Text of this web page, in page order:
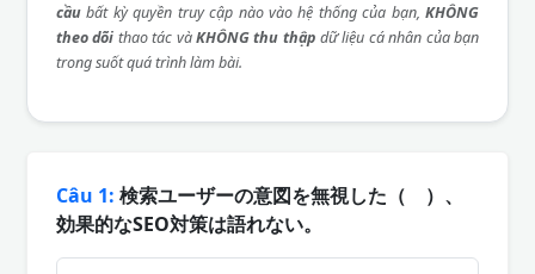
cầu bất kỳ quyền truy cập nào vào hệ thống của bạn, KHÔNG
theo dõi thao tác vàKHÔNG thu thập dữ liệu cá nhân của bạn
trong suốt quá trình làm bài.
Câu 1: 検索ユーザーの意図を無視した（ ）、
効果的なSEO対策は語れない。